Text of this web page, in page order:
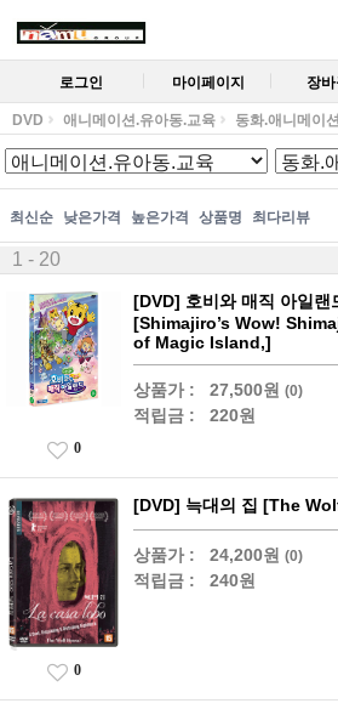
로그인 마이페이지 장
DVD 애니메이션.유아동.교육 동화.애니메이션
최신순 낮은가격 높은가격 상품명 최다리뷰
1 - 20
[DVD] 호비와 매직 아일랜
[Shimajiro’s Wow!
of Magic Island,]
상품가 : 27,500원 (0)
적립금 : 220원
0
[DVD] 늑대의 집 [The
상품가 : 24,200원 (0)
적립금 : 240원
0